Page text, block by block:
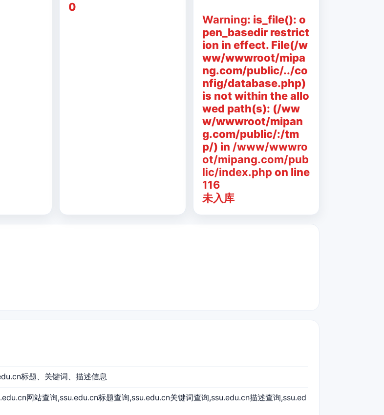
0
Warning: is_file(): o
pen_basedir restrict
ion in effect. File(/w
ww/wwwroot/mipa
ng.com/public/../co
nfig/database.php)
is not within the allo
wed path(s): (/ww
w/wwwroot/mipan
g.com/public/:/tm
p/) in /www/wwwro
ot/mipang.com/pub
lic/index.php on line
116
未入库
标题、关键词、描述信息
网站查询,ssu.edu.cn标题查询,ssu.edu.cn关键词查询,ssu.edu.cn描述查询,ssu.ed